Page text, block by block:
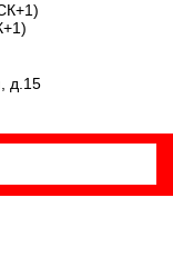
д.15